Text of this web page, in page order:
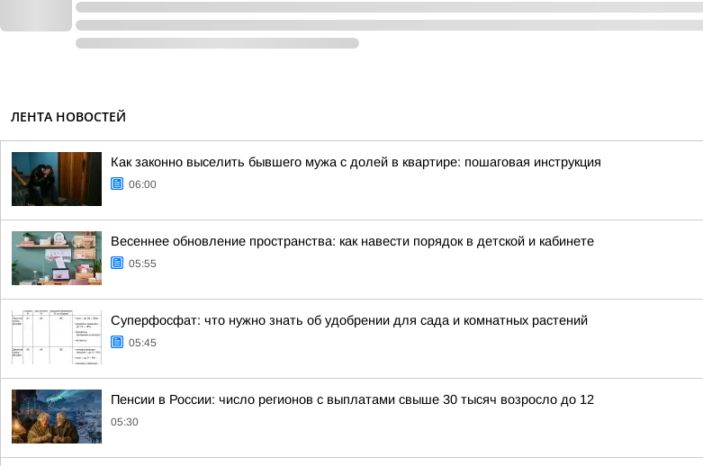
ЛЕНТА НОВОСТЕЙ
Как законно выселить бывшего мужа с долей в квартире: пошаговая инструкция
06:00
Весеннее обновление пространства: как навести порядок в детской и кабинете
05:55
Суперфосфат: что нужно знать об удобрении для сада и комнатных растений
05:45
Пенсии в России: число регионов с выплатами свыше 30 тысяч возросло до 12
05:30